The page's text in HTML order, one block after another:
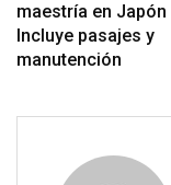
maestría en Japón
Incluye pasajes y
manutención